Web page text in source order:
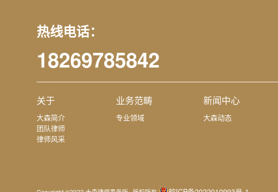
热线电话：
18269785842
关于
大森简介
团队律师
律师风采
业务范畴
专业领域
新闻中心
大森动态